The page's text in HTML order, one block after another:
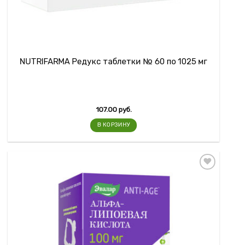
NUTRIFARMA Редукс таблетки № 60 по 1025 мг
107.00руб.
В КОРЗИНУ